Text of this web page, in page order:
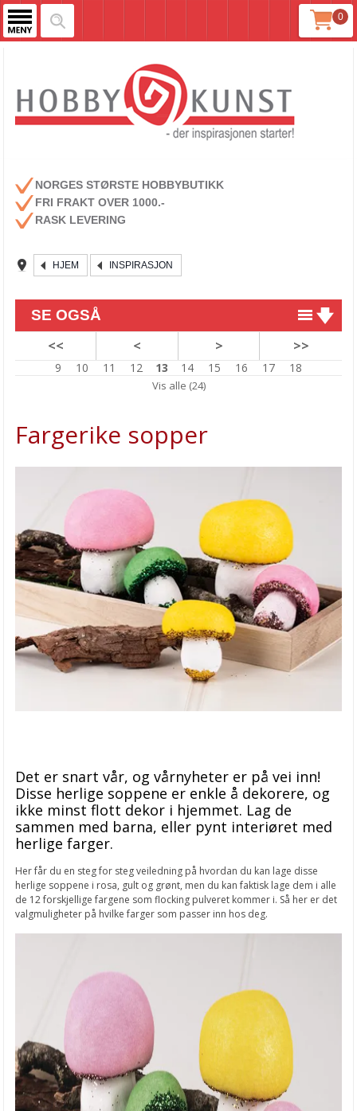
0
NORGES STØRSTE HOBBYBUTIKK
FRI FRAKT OVER 1000.-
RASK LEVERING
HJEM INSPIRASJON
SE OGSÅ
Dette er ikke reklame for Coca Cola...
DIY påskedekor
Påskens råeste hobbysett
Hvordan gi bort PÅSKEGODT
HOBBYKUNST med egne stempler
Transfer markers
Fargerike sopper
Enkelt MORSDAGS KORT
<< < > >>
9 10 11 12 13 14 15 16 17 18
Vis alle (24)
Fargerike sopper
Det er snart vår, og vårnyheter er på vei inn!
Disse herlige soppene er enkle å dekorere, og
ikke minst flott dekor i hjemmet. Lag de
sammen med barna, eller pynt interiøret med
herlige farger.
Her får du en steg for steg veiledning på hvordan du kan lage disse
herlige soppene i rosa, gult og grønt, men du kan faktisk lage dem i alle
de 12 forskjellige fargene som flocking pulveret kommer i. Så her er det
valgmuligheter på hvilke farger som passer inn hos deg.